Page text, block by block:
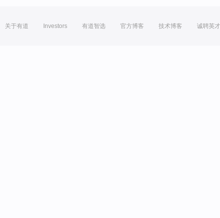
关于有道 Investors 有道智选 官方博客 技术博客 诚聘英才